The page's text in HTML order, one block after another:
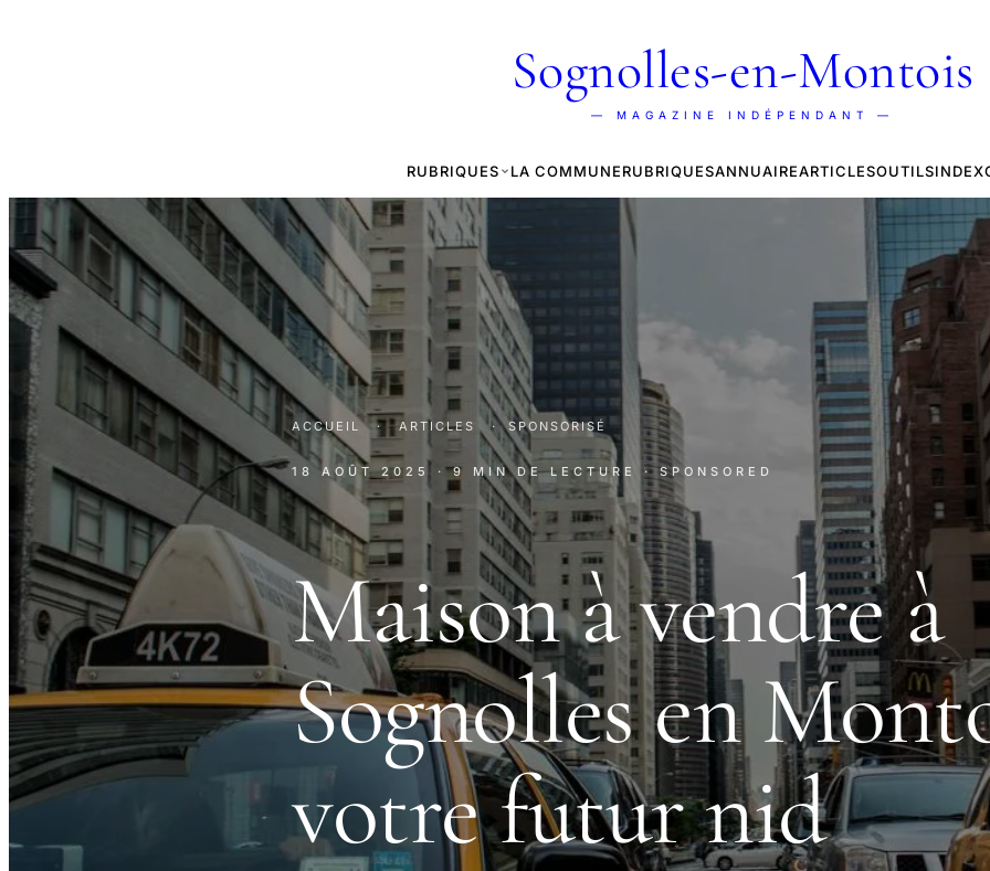
Sognolles-en-Montois
— MAGAZINE INDÉPENDANT —
RUBRIQUES LA COMMUNERUBRIQUESANNUAIREARTICLESOUTILSINDEX
ACCUEIL · ARTICLES · SPONSORISÉ
18 AOÛT 2025 · 9 MIN DE LECTURE · SPONSORED
Maison à vendre à
Sognolles en
votre futur nid